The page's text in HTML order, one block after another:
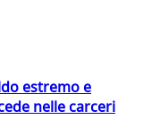
estremo e
nelle carceri